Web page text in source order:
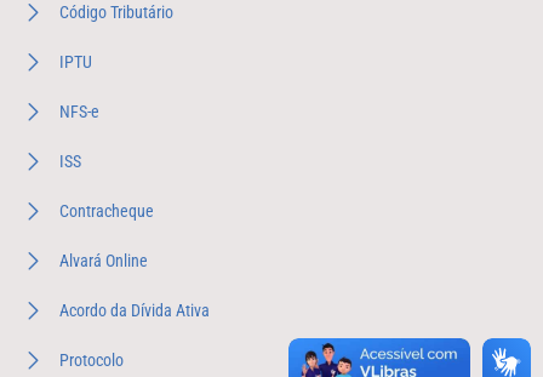
Código Tributário
IPTU
NFS-e
ISS
Contracheque
Alvará Online
Acordo da Dívida Ativa
Protocolo